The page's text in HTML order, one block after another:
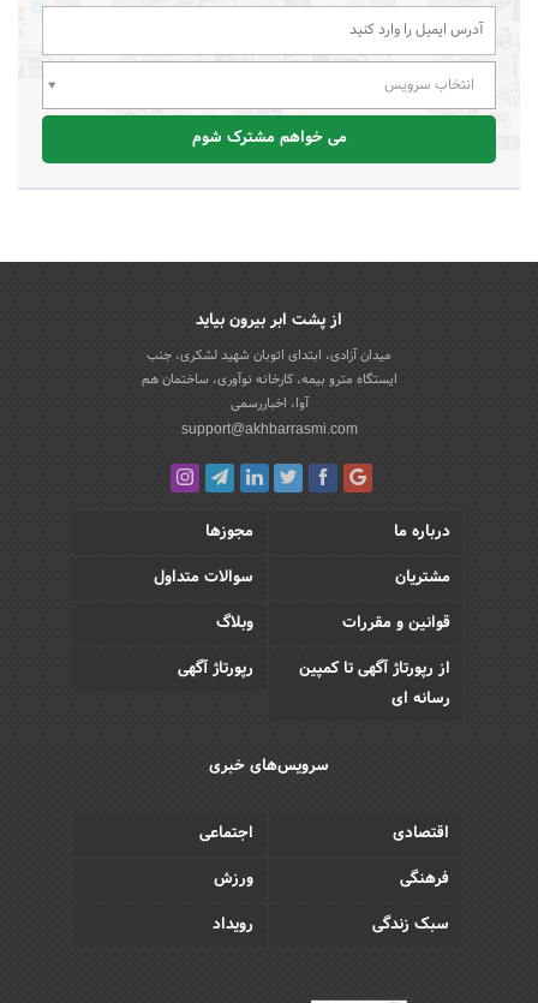
انتخاب سرویس
می خواهم مشترک شوم
از پشت ابر بیرون بیاید
میدان آزادی، ابتدای اتوبان شهید لشکری، جنب
ایستگاه مترو بیمه، کارخانه نوآوری، ساختمان هم
آوا، اخباررسمی
support@akhbarrasmi.com
درباره ما
مجوزها
مشتریان
سوالات متداول
قوانین و مقررات
وبلاگ
از رپورتاژ آگهی تا کمپین
رسانه ای
رپورتاژ آگهی
سرویس‌های خبری
اقتصادی
اجتماعی
فرهنگی
ورزش
سبک زندگی
رویداد